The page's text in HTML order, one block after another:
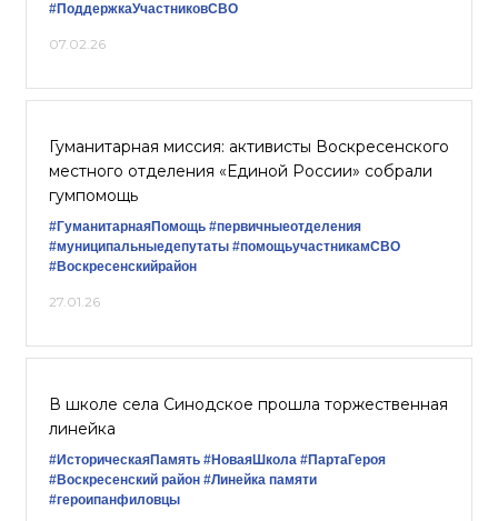
#ПоддержкаУчастниковСВО
07.02.26
Гуманитарная миссия: активисты Воскресенского
местного отделения «Единой России» собрали
гумпомощь
#ГуманитарнаяПомощь #первичныеотделения
#муниципальныедепутаты #помощьучастникамСВО
#Воскресенскийрайон
27.01.26
В школе села Синодское прошла торжественная
линейка
#ИсторическаяПамять #НоваяШкола #ПартаГероя
#Воскресенский район #Линейка памяти
#героипанфиловцы